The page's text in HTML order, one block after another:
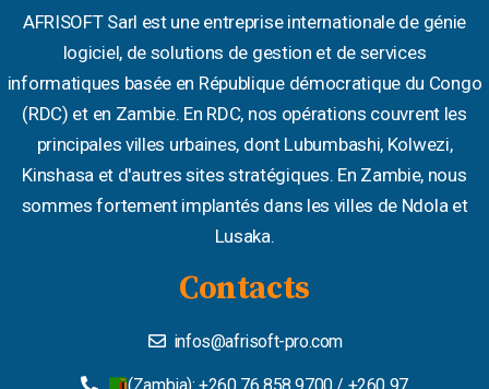
AFRISOFT Sarl est une entreprise internationale de génie
logiciel, de solutions de gestion et de services
informatiques basée en République démocratique du Congo
(RDC) et en Zambie. En RDC, nos opérations couvrent les
principales villes urbaines, dont Lubumbashi, Kolwezi,
Kinshasa et d'autres sites stratégiques. En Zambie, nous
sommes fortement implantés dans les villes de Ndola et
Lusaka.
Contacts
infos@afrisoft-pro.com
(Zambia): +260 76 858 9700 / +260 97